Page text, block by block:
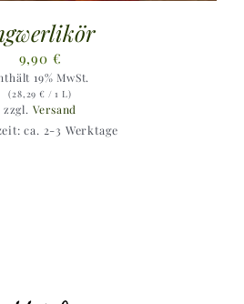
9,90 €
19% MwSt.
(28,29€ / 1 L)
zzgl. Versand
ca. 2-3 Werktage